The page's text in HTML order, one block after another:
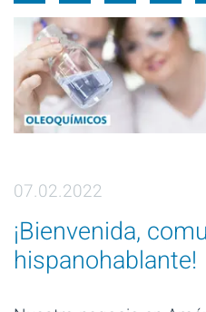
07.02.2022
¡Bienvenida,
hispanohablante!